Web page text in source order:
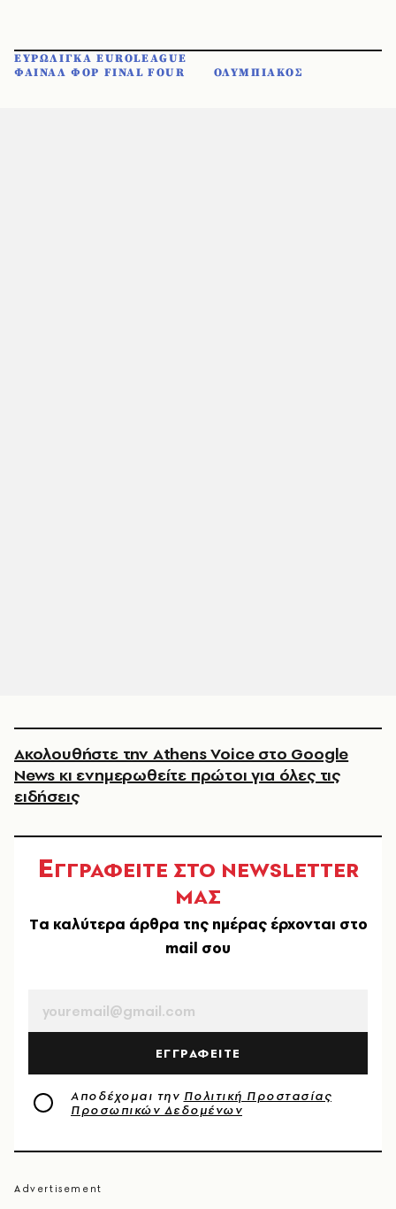
ΕΥΡΩΛΙΓΚΑ EUROLEAGUE
ΦΑΙΝΑΛ ΦΟΡ FINAL FOUR
ΟΛΥΜΠΙΑΚΟΣ
Ακολουθήστε την Athens Voice στο Google
News κι ενημερωθείτε πρώτοι για όλες τις
ειδήσεις
ΕΓΓΡΑΦΕΙΤΕ ΣΤΟ NEWSLETTER
ΜΑΣ
Tα καλύτερα άρθρα της ημέρας έρχονται στο
mail σου
ΕΓΓΡΑΦΕΙΤΕ
Αποδέχομαι την Πολιτική Προστασίας
Προσωπικών Δεδομένων